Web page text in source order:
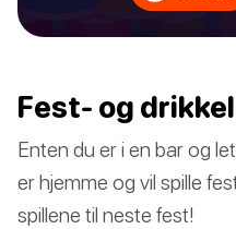
Fest- og
Enten du er i en bar og
er hjemme og vil spille
spillene til neste fest!